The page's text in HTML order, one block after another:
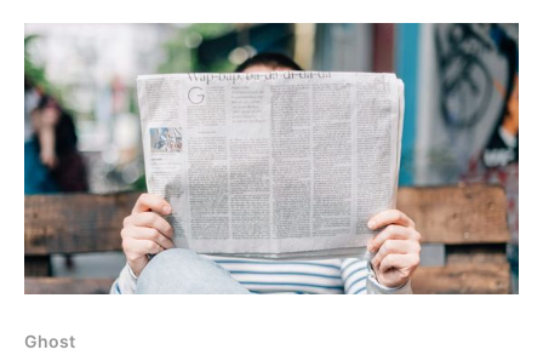
engine: hermes ERROR Invariant
Ghost